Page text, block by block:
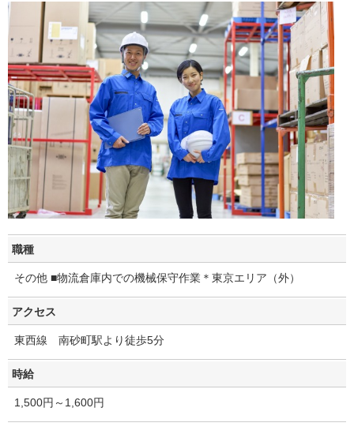
職種
その他 ■物流倉庫内での機械保守作業＊東京エリア（外）
アクセス
東西線 南砂町駅より徒歩5分
時給
1,500円～1,600円